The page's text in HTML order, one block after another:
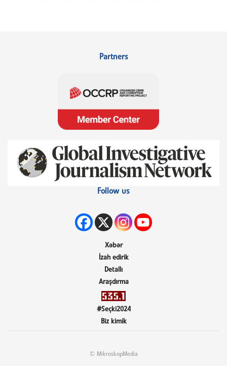
Partners
Follow us
Xəbər
İzah edirik
Detallı
Araşdırma
#Seçki2024
Biz kimik
© MikroskopMedia